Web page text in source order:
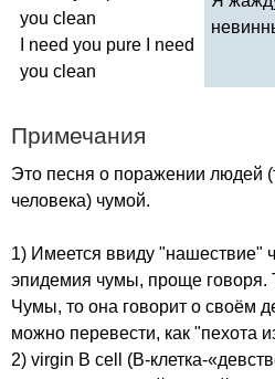
you clean
need you pure
need
you clean
Примечания
Это песня о поражении людей
человека) чумой.
1) Имеется ввиду "нашествие"
эпидемия чумы, проще говоря.
Чумы, то она говорит о своём
можно перевести, как "пехота
2) virgin B cell
(В-клетка-